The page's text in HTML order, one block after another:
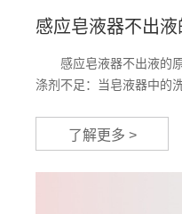
感应皂液器不出液
感应皂液器不出液的
涤剂不足：当皂液器中的
液或洗涤剂过浓稠或过稀
稀薄都可能影响出液效果
而过稀薄的液体则可能使
了解更多 >